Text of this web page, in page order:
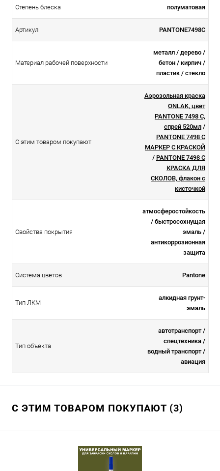
Степень блеска полуматовая
Артикул PANTONE7498C
Материал рабочей поверхности
металл / дерево /
бетон / кирпич /
пластик / стекло
С этим товаром покупают
Аэрозольная краска
ONLAK, цвет
PANTONE 7498 C,
спрей 520мл /
PANTONE 7498 C
МАРКЕР С КРАСКОЙ
/ PANTONE 7498 C
КРАСКА ДЛЯ
СКОЛОВ, флакон с
кисточкой
Свойства покрытия
атмосферостойкоcть
/ быстросохнущая
эмаль /
антикоррозионная
защита
Система цветов Pantone
Тип ЛКМ
алкидная грунт-
эмаль
Тип объекта
автотранспорт /
спецтехника /
водный транспорт /
авиация
С ЭТИМ ТОВАРОМ ПОКУПАЮТ (3)